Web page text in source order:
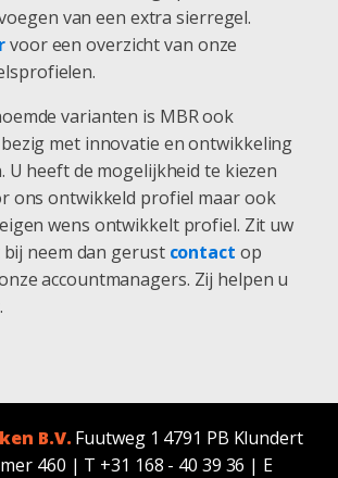
van een extra sierregel.
voor een overzicht van onze
varianten is MBR ook
met innovatie en ontwikkeling
U heeft de mogelijkheid te kiezen
ons ontwikkeld profiel maar ook
wens ontwikkelt profiel. Zit uw
neem dan gerust contact op
accountmanagers. Zij helpen u
B.V. Fuutweg 1 4791 PB Klundert
460 | T +31 168 - 40 39 36 | E